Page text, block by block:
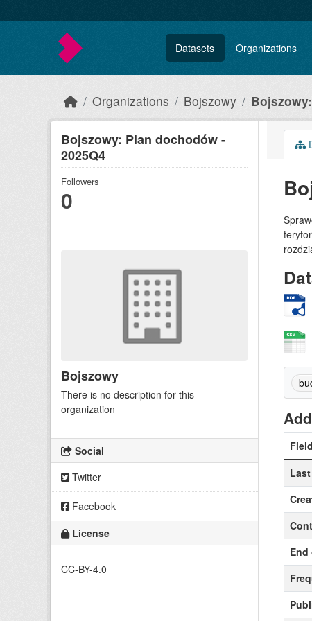
Datasets Organizations
Organizations Bojszowy
Bojszowy: Plan dochodów -
2025Q4
Followers
0
Bojszowy
There is no description for this
organization
Social
Twitter
Facebook
License
CC-BY-4.0
Field